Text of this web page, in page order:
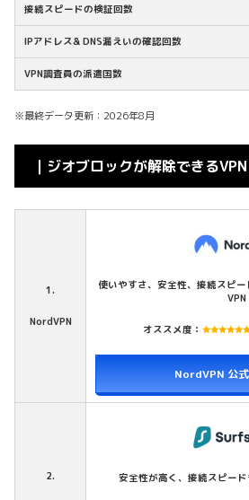
接続スピードの検証回数
IPアドレス& DNS漏えいの確認回数
VPN調査員の派遣国数
※最終データ更新：2026年8月
｜ジオブロックが解除できるVPN
1.
NordVPN
使いやすさ、安全性、接続スピ
VPN
オススメ度：
NordVPN 公
2. 安全性が高く、接続スピー